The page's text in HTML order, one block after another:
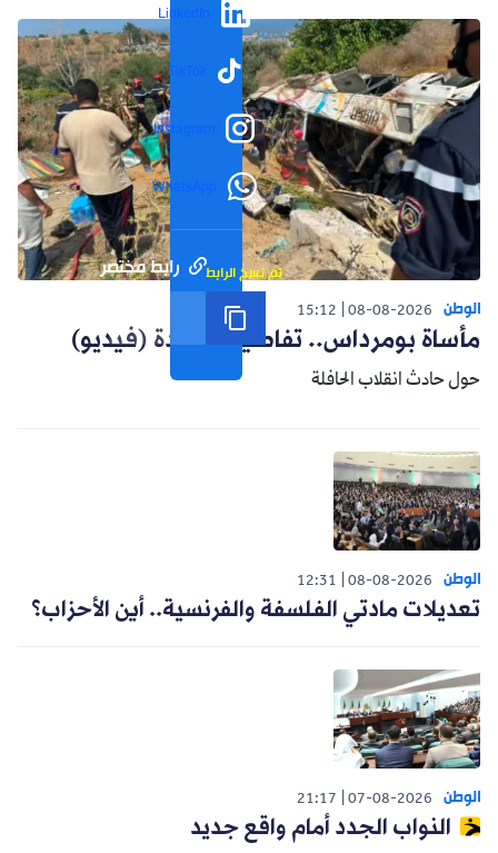
LinkedIn
TikTok
Instagram
WhatsApp
رابط مختصر تم نسخ الرابط
الوطن 08-08-2026
15:12
مأساة بومرداس.. تفاصيل جديدة (فيديو)
حول حادث انقلاب الحافلة
الوطن 08-08-2026
12:31
تعديلات مادتي الفلسفة والفرنسية.. أين الأحزاب؟
الوطن 07-08-2026
21:17
النواب الجدد أمام واقع جديد